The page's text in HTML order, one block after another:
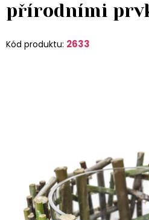
přírodními
Kód produktu: 2633